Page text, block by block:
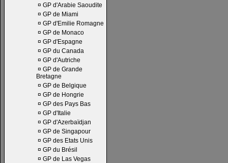
¤ GP d'Arabie Saoudite
¤ GP de Miami
¤ GP d'Emilie Romagne
¤ GP de Monaco
¤ GP d'Espagne
¤ GP du Canada
¤ GP d'Autriche
¤ GP de Grande
Bretagne
¤ GP de Belgique
¤ GP de Hongrie
¤ GP des Pays Bas
¤ GP d'Italie
¤ GP d'Azerbaïdjan
¤ GP de Singapour
¤ GP des Etats Unis
¤ GP du Brésil
¤ GP de Las Vegas